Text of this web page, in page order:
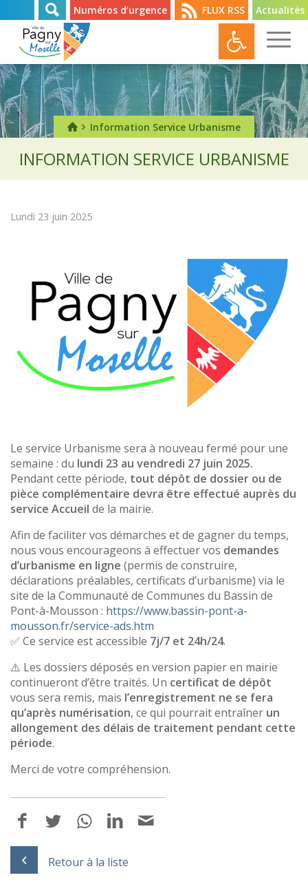
Ouvrir
Numéros d’urgence FLUX RSS Actualités
Information Service Urbanisme
INFORMATION SERVICE URBANISME
Lundi 23 juin 2025
Le service Urbanisme sera à nouveau fermé pour une
semaine : du lundi 23 au vendredi 27 juin 2025.
Pendant cette période, tout dépôt de dossier ou de
pièce complémentaire devra être effectué auprès du
service Accueil de la mairie.
Afin de faciliter vos démarches et de gagner du temps,
nous vous encourageons à effectuer vos demandes
d’urbanisme en ligne (permis de construire,
déclarations préalables, certificats d’urbanisme) via le
site de la Communauté de Communes du Bassin de
Pont-à-Mousson : https://www.bassin-pont-a-
mousson.fr/service-ads.htm
✅ Ce service est accessible 7j/7 et 24h/24.
⚠️ Les dossiers déposés en version papier en mairie
continueront d’être traités. Un certificat de dépôt
vous sera remis, mais l’enregistrement ne se fera
qu’après numérisation, ce qui pourrait entraîner un
allongement des délais de traitement pendant cette
période.
Merci de votre compréhension.
Retour à la liste